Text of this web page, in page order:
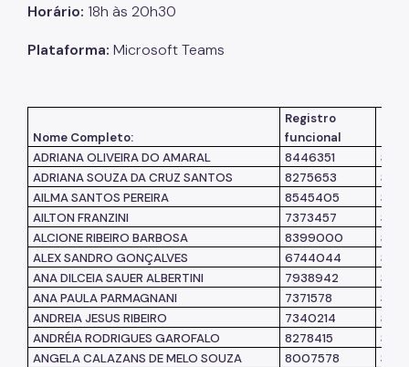
Dicas e Orientações
Solicitação de Turmas
Colegiado das Escolas de Governo
Horário: 18h às 20h30
Plataforma: Microsoft Teams
Nome Completo:
Registro
funcional
ADRIANA OLIVEIRA DO AMARAL
8446351
SME
ADRIANA SOUZA DA CRUZ SANTOS
8275653
SME
AILMA SANTOS PEREIRA
8545405
SME
AILTON FRANZINI
7373457
ALCIONE RIBEIRO BARBOSA
8399000
SME
ALEX SANDRO GONÇALVES
6744044
ANA DILCEIA SAUER ALBERTINI
7938942
SME
ANA PAULA PARMAGNANI
7371578
ANDREIA JESUS RIBEIRO
7340214
ANDRÉIA RODRIGUES GAROFALO
8278415
SME
ANGELA CALAZANS DE MELO SOUZA
8007578
SME